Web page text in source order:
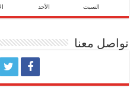
السبت الأحد
تواصل معنا